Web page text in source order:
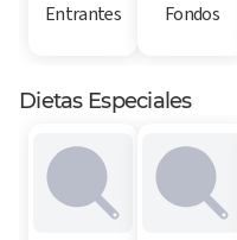
Entrantes Fondos
Dietas Especiales